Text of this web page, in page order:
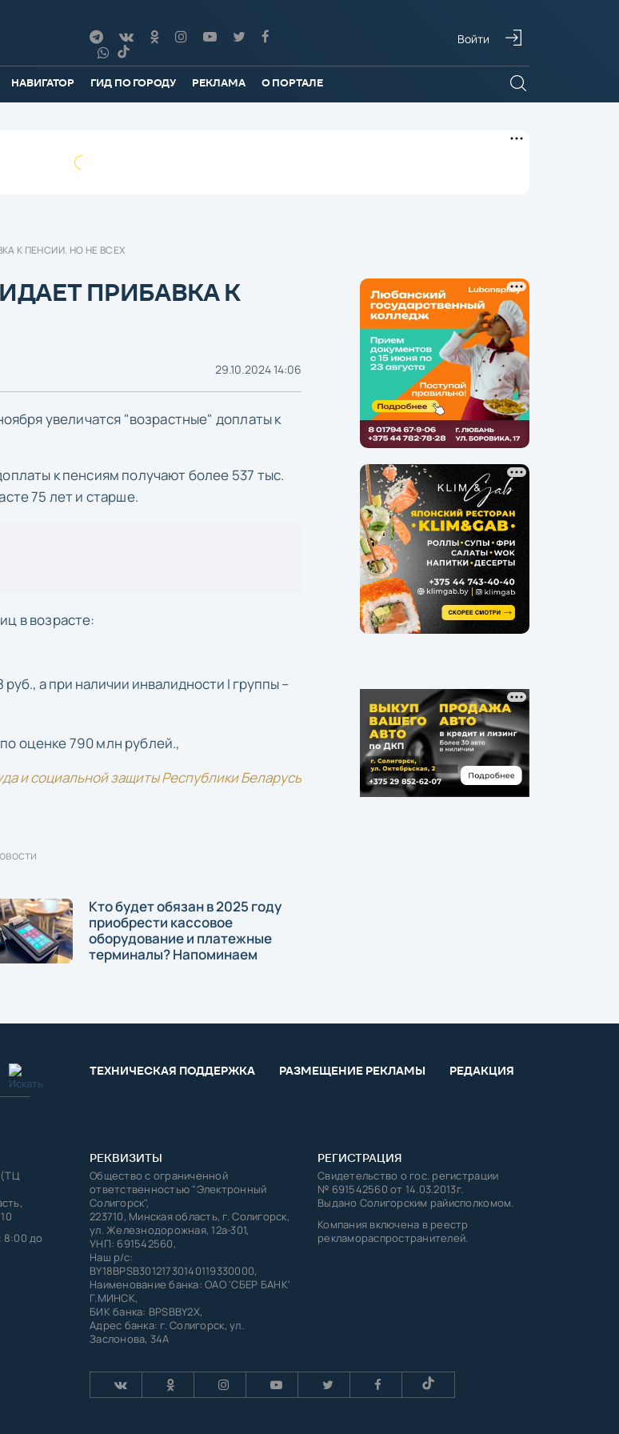
Войти
НАВИГАТОР ГИД ПО ГОРОДУ РЕКЛАМА О ПОРТАЛЕ
К ПЕНСИИ. НО НЕ ВСЕХ
ПРИБАВКА К
29.10.2024 14:06
увеличатся "возрастные" доплаты к
к пенсиям получают более 537 тыс.
75 лет и старше.
в возрасте:
а при наличии инвалидности I группы –
оценке 790 млн рублей.,
и социальной защиты Республики Беларусь
Кто будет обязан в 2025 году
приобрести кассовое
оборудование и платежные
терминалы? Напоминаем
ТЕХНИЧЕСКАЯ ПОДДЕРЖКА РАЗМЕЩЕНИЕ РЕКЛАМЫ РЕДАКЦИЯ
(ТЦ
8:00 до
РЕКВИЗИТЫ
Общество с ограниченной
ответственностью "Электронный
Солигорск",
223710, Минская область, г. Солигорск,
ул. Железнодорожная, 12а-301,
УНП: 691542560,
Наш р/с:
BY18BPSB30121730140119330000,
Наименование банка: ОАО 'СБЕР БАНК'
Г.МИНСК,
БИК банка: BPSBBY2X,
Адрес банка: г. Солигорск, ул.
Заслонова, 34А
РЕГИСТРАЦИЯ
Свидетельство о гос. регистрации
№ 691542560 от 14.03.2013г.
Выдано Солигорским райисполкомом.
Компания включена в реестр
рекламораспространителей.